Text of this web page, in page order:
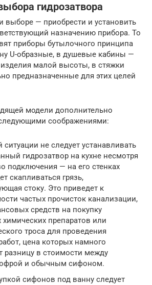
гидрозатвора
выборе — приобрести и установить
назначению прибора. То
приборы бутылочного принципа
U-образные, в душевые кабины —
малой высоты, в стяжки
предназначенные для этих целей
модели дополнительно
соображениями:
не следует устанавливать
гидрозатвор на кухне несмотря
подключения — на его стенках
скапливаться грязь,
стоку. Это приведет к
частых прочисток канализации,
средств на покупку
химических препаратов или
троса для проведения
цена которых намного
разницу в стоимости между
и обычным сифоном.
сифонов под ванну следует